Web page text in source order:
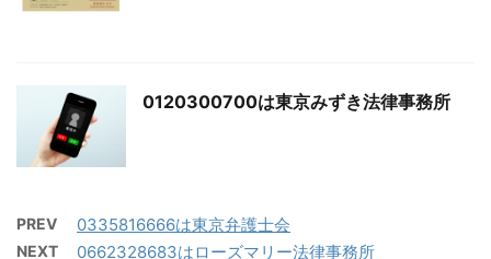
0120300700は東京みずき法律事務所
PREV 0335816666は東京弁護士会
NEXT 0662328683はローズマリー法律事務所